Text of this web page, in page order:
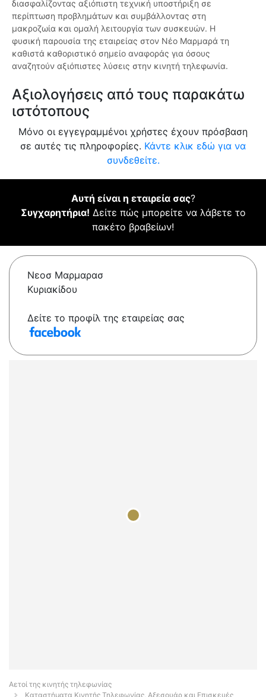
διασφαλίζοντας αξιόπιστη τεχνική υποστήριξη σε
περίπτωση προβλημάτων και συμβάλλοντας στη
μακροζωία και ομαλή λειτουργία των συσκευών. Η
φυσική παρουσία της εταιρείας στον Νέο Μαρμαρά τη
καθιστά καθοριστικό σημείο αναφοράς για όσους
αναζητούν αξιόπιστες λύσεις στην κινητή τηλεφωνία.
Αξιολογήσεις από τους παρακάτω
ιστότοπους
Μόνο οι εγγεγραμμένοι χρήστες έχουν πρόσβαση
σε αυτές τις πληροφορίες. Κάντε κλικ εδώ για να
συνδεθείτε.
Αυτή είναι η εταιρεία σας?
Συγχαρητήρια! Δείτε πώς μπορείτε να λάβετε το
πακέτο βραβείων!
Νεοσ Μαρμαρασ
Κυριακίδου
Δείτε το προφίλ της εταιρείας σας
Αετοί της κινητής τηλεφωνίας
Καταστήματα Κινητής Τηλεφωνίας, Αξεσουάρ και Επισκευές